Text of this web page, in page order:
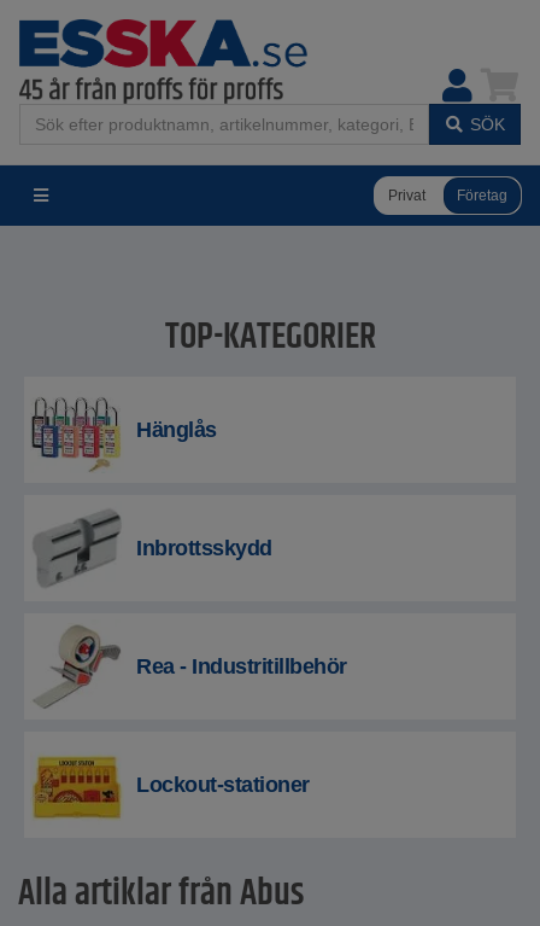
SÖK
Privat Företag
TOP-KATEGORIER
Hänglås
Inbrottsskydd
Rea - Industritillbehör
Lockout-stationer
Alla artiklar från Abus